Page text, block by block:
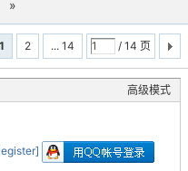
»
1 2 ... 14 / 14 页
高级模式